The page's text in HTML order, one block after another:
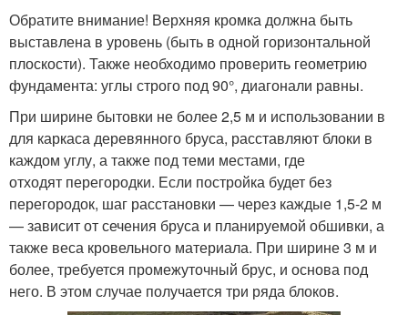
Обратите внимание! Верхняя кромка должна быть
выставлена в уровень (быть в одной горизонтальной
плоскости). Также необходимо проверить геометрию
фундамента: углы строго под 90°, диагонали равны.
При ширине бытовки не более 2,5 м и использовании в
для каркаса деревянного бруса, расставляют блоки в
каждом углу, а также под теми местами, где
отходят перегородки. Если постройка будет без
перегородок, шаг расстановки — через каждые 1,5-2 м
— зависит от сечения бруса и планируемой обшивки, а
также веса кровельного материала. При ширине 3 м и
более, требуется промежуточный брус, и основа под
него. В этом случае получается три ряда блоков.